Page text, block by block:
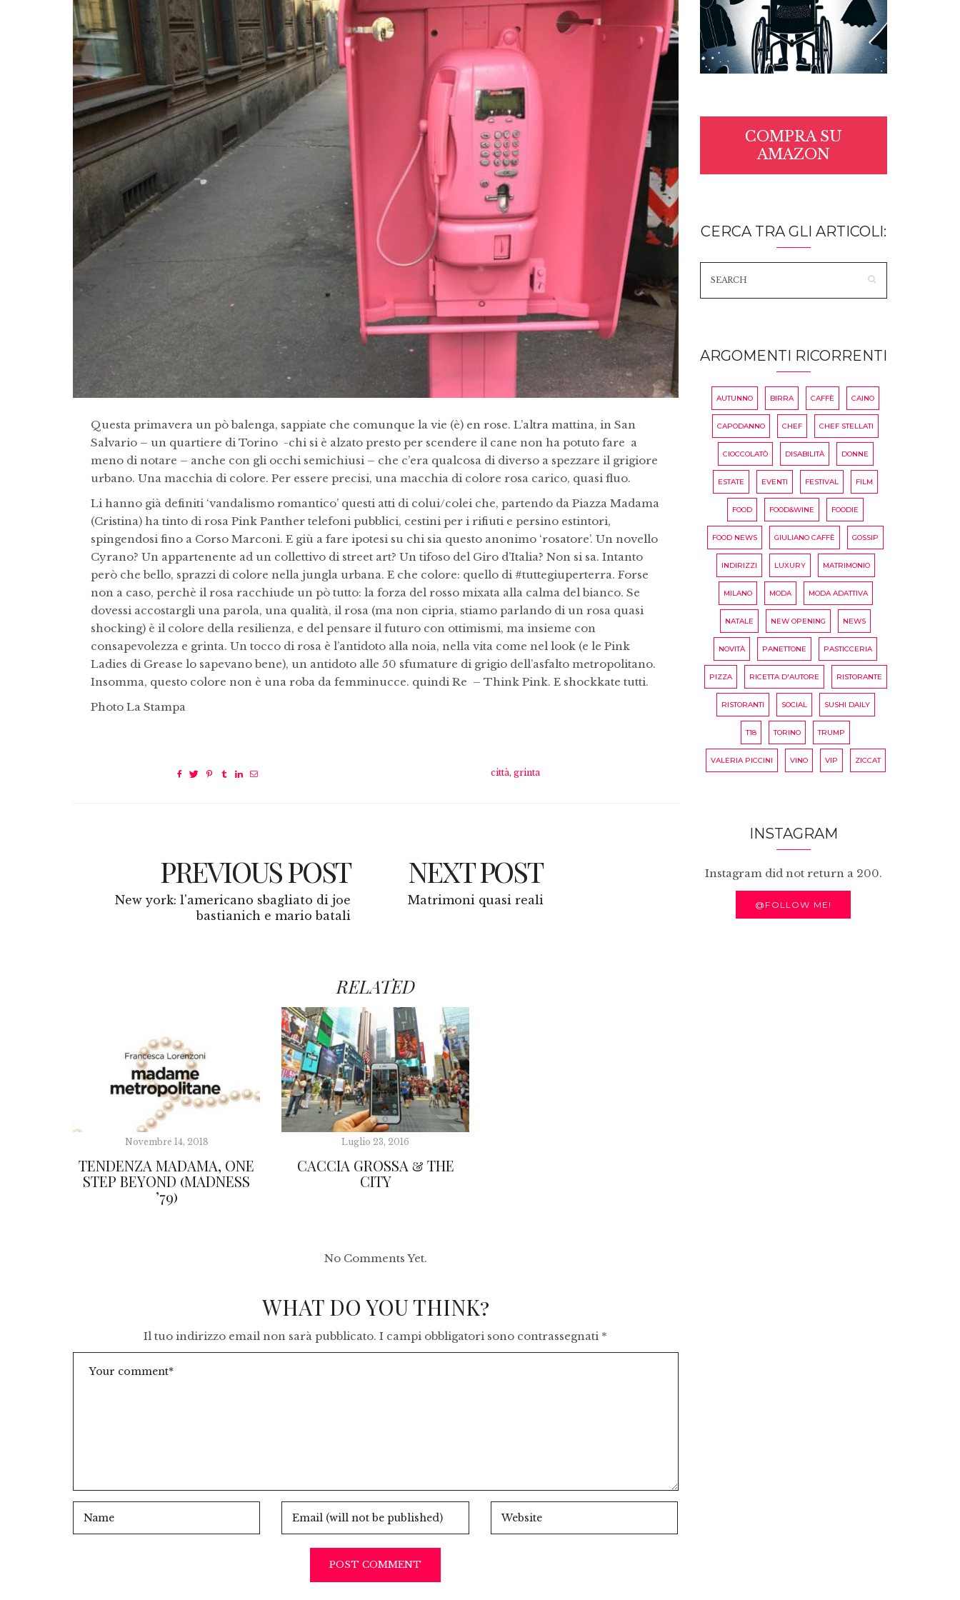
Questa primavera un pò balenga, sappiate che comunque la vie (è) en rose. L’altra mattina, in San
Salvario – un quartiere di Torino -chi si è alzato presto per scendere il cane non ha potuto fare a
meno di notare – anche con gli occhi semichiusi – che c’era qualcosa di diverso a spezzare il grigiore
urbano. Una macchia di colore. Per essere precisi, una macchia di colore rosa carico, quasi fluo.
Li hanno già definiti ‘vandalismo romantico’ questi atti di colui/colei che, partendo da Piazza Madama
(Cristina) ha tinto di rosa Pink Panther telefoni pubblici, cestini per i rifiuti e persino estintori,
spingendosi fino a Corso Marconi. E giù a fare ipotesi su chi sia questo anonimo ‘rosatore’. Un novello
Cyrano? Un appartenente ad un collettivo di street art? Un tifoso del Giro d’Italia? Non si sa. Intanto
però che bello, sprazzi di colore nella jungla urbana. E che colore: quello di #tuttegiuperterra. Forse
non a caso, perchè il rosa racchiude un pò tutto: la forza del rosso mixata alla calma del bianco. Se
dovessi accostargli una parola, una qualità, il rosa (ma non cipria, stiamo parlando di un rosa quasi
shocking) è il colore della resilienza, e del pensare il futuro con ottimismi, ma insieme con
consapevolezza e grinta. Un tocco di rosa è l’antidoto alla noia, nella vita come nel look (e le Pink
Ladies di Grease lo sapevano bene), un antidoto alle 50 sfumature di grigio dell’asfalto metropolitano.
Insomma, questo colore non è una roba da femminucce. quindi Re – Think Pink. E shockkate tutti.
Photo La Stampa
città, grinta
PREVIOUS POST
New york: l'americano sbagliato di joe
bastianich e mario batali
NEXT POST
Matrimoni quasi reali
RELATED
Novembre 14, 2018
TENDENZA MADAMA, ONE
STEP BEYOND (MADNESS
’79)
Luglio 23, 2016
CACCIA GROSSA & THE
CITY
No Comments Yet.
WHAT DO YOU THINK?
Il tuo indirizzo email non sarà pubblicato. I campi obbligatori sono contrassegnati *
COMPRA SU
AMAZON
CERCA TRA GLI ARTICOLI:
ARGOMENTI RICORRENTI
AUTUNNO BIRRA CAFFÈ CAINO
CAPODANNO CHEF CHEF STELLATI
CIOCCOLATÒ DISABILITÀ DONNE
ESTATE EVENTI FESTIVAL FILM
FOOD FOOD&WINE FOODIE
FOOD NEWS GIULIANO CAFFÈ GOSSIP
INDIRIZZI LUXURY MATRIMONIO
MILANO MODA MODA ADATTIVA
NATALE NEW OPENING NEWS
NOVITÀ PANETTONE PASTICCERIA
PIZZA RICETTA D'AUTORE RISTORANTE
RISTORANTI SOCIAL SUSHI DAILY
T18 TORINO TRUMP
VALERIA PICCINI VINO VIP ZICCAT
INSTAGRAM
Instagram did not return a 200.
@FOLLOW ME!